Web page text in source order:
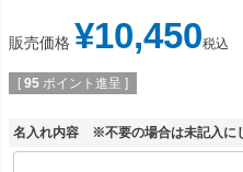
販売価格 ¥10,450税込
[ 95 ポイント進呈 ]
名入れ内容 ※不要の場合は未記入に